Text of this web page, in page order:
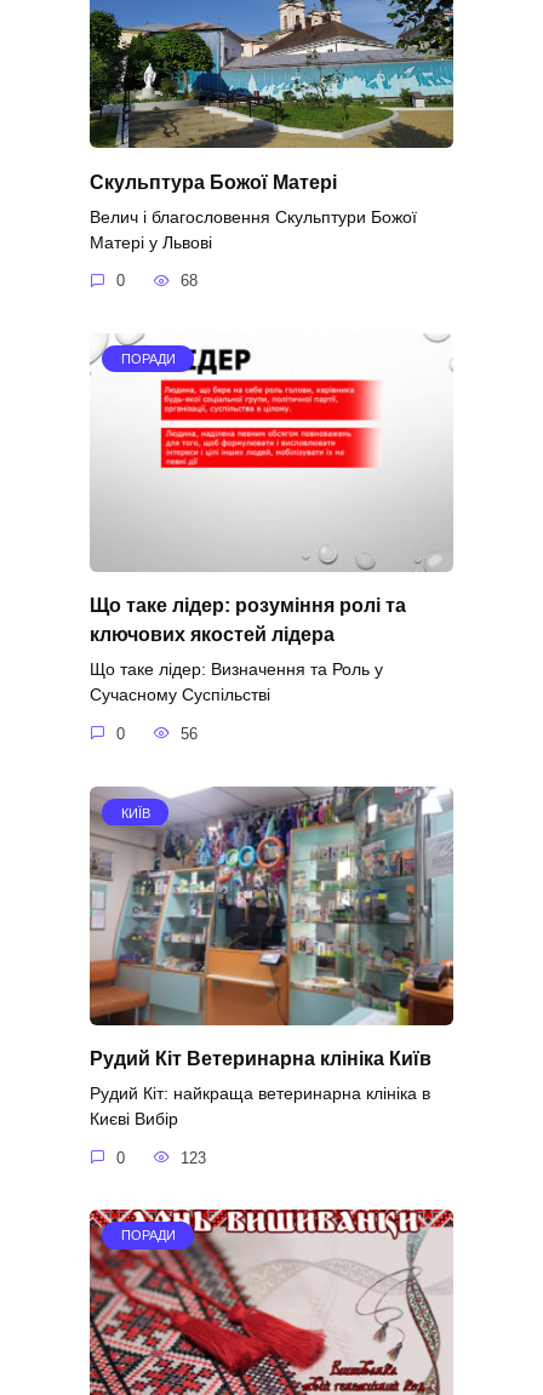
Скульптура Божої Матері
Велич і благословення Скульптури Божої
Матері у Львові
0 68
ПОРАДИ
Що таке лідер: розуміння ролі та
ключових якостей лідера
Що таке лідер: Визначення та Роль у
Сучасному Суспільстві
0 56
КИЇВ
Рудий Кіт Ветеринарна клініка Київ
Рудий Кіт: найкраща ветеринарна клініка в
Києві Вибір
0 123
ПОРАДИ